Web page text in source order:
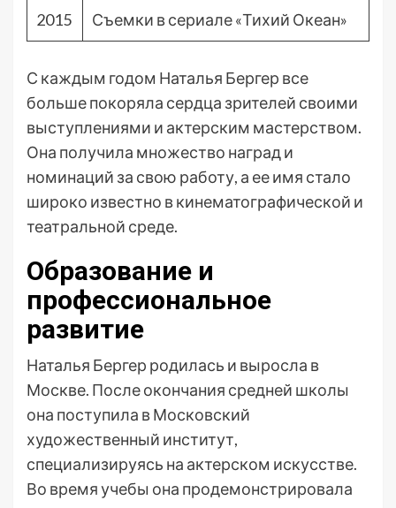
2015 Съемки в сериале «Тихий Океан»
С каждым годом Наталья Бергер все
больше покоряла сердца зрителей своими
выступлениями и актерским мастерством.
Она получила множество наград и
номинаций за свою работу, а ее имя стало
широко известно в кинематографической и
театральной среде.
Образование и
профессиональное
развитие
Наталья Бергер родилась и выросла в
Москве. После окончания средней школы
она поступила в Московский
художественный институт,
специализируясь на актерском искусстве.
Во время учебы она продемонстрировала